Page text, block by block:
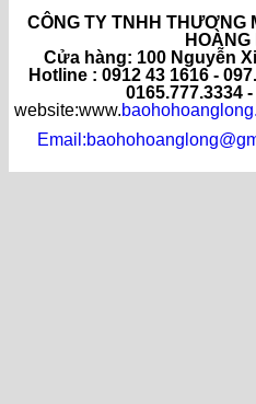
CÔNG TY TNHH THƯƠNG
HOÀNG
Cửa hàng: 100 Nguyễn
Hotline : 0912 43 1616 -
0165.777.3334
website:www.